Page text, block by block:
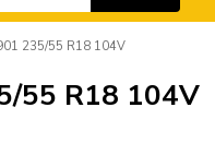
235/55 R18 104V
55 R18 104V